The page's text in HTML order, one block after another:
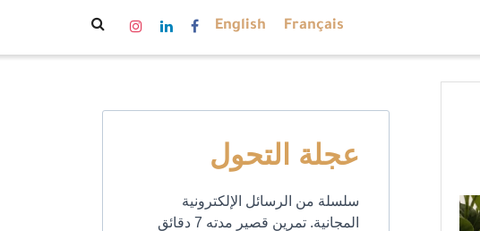
Français
English
عجلة التحول
سلسلة من الرسائل الإلكترونية
المجانية. تمرين قصير مدته 7 دقائق